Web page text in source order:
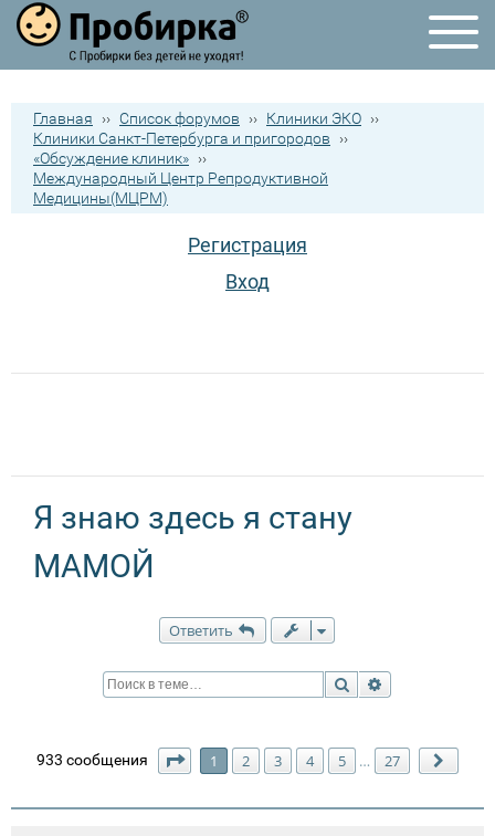
Главная ›› Список форумов ›› Клиники ЭКО ››
Клиники Санкт-Петербурга и пригородов
››
«Обсуждение клиник» ››
Международный Центр Репродуктивной
Медицины(МЦРМ)
Регистрация
Вход
Я знаю здесь я стану
МАМОЙ
Ответить
Поиск
933 сообщения Страница из
1 2 3 4 5 … 27